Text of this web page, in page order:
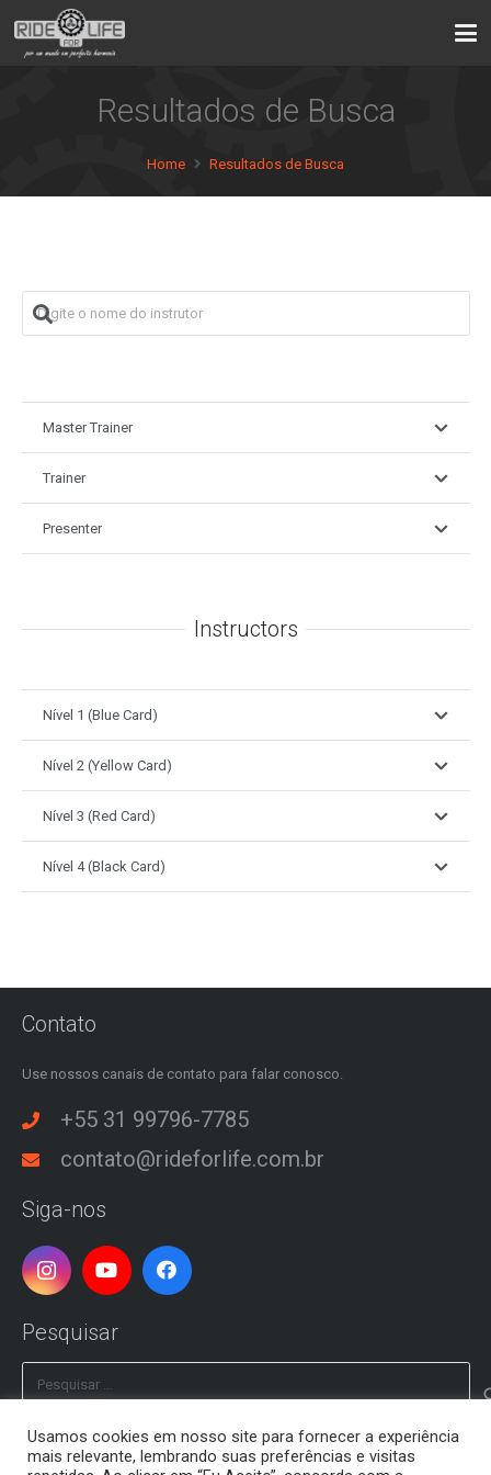
Resultados de Busca
Home Resultados de Busca
Master Trainer
Trainer
Presenter
Instructors
Nível 1 (Blue Card)
Nível 2 (Yellow Card)
Nível 3 (Red Card)
Nível 4 (Black Card)
Contato
Use nossos canais de contato para falar conosco.
+55 31 99796-7785
contato@rideforlife.com.br
Siga-nos
Pesquisar
por:
© 2016 – 2026 Ride For Life® | Todos os direitos reservados.
Usamos cookies em nosso site para fornecer a experiência
mais relevante, lembrando suas preferências e visitas